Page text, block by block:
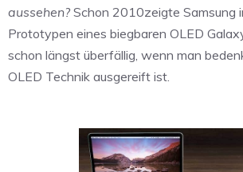
aussehen?Schon 2010zeigte Samsung
Prototypen eines biegbaren OLED
schon längst überfällig, wenn man
OLED Technik ausgereift ist.